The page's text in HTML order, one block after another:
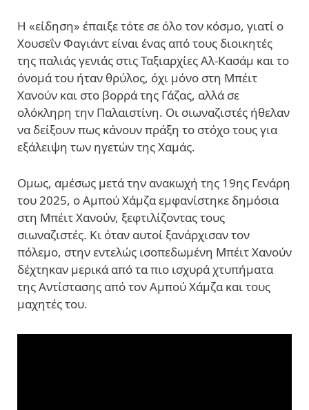
Η «είδηση» έπαιξε τότε σε όλο τον κόσμο, γιατί ο
Χουσεΐν Φαγιάντ είναι ένας από τους διοικητές
της παλιάς γενιάς στις Ταξιαρχίες Αλ-Κασάμ και το
όνομά του ήταν θρύλος, όχι μόνο στη Μπέιτ
Χανούν και στο βορρά της Γάζας, αλλά σε
ολόκληρη την Παλαιστίνη. Οι σιωναζιστές ήθελαν
να δείξουν πως κάνουν πράξη το στόχο τους για
εξάλειψη των ηγετών της Χαμάς.
Ομως, αμέσως μετά την ανακωχή της 19ης Γενάρη
του 2025, ο Αμπού Χάμζα εμφανίστηκε δημόσια
στη Μπέιτ Χανούν, ξεφτιλίζοντας τους
σιωναζιστές. Κι όταν αυτοί ξανάρχισαν τον
πόλεμο, στην εντελώς ισοπεδωμένη Μπέιτ Χανούν
δέχτηκαν μερικά από τα πιο ισχυρά χτυπήματα
της Αντίστασης από τον Αμπού Χάμζα και τους
μαχητές του.